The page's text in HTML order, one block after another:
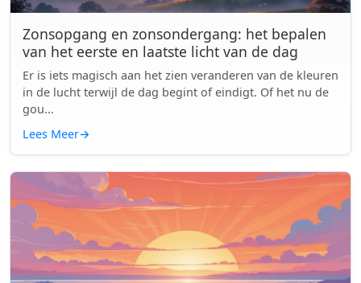
Zonsopgang en zonsondergang: het bepalen
van het eerste en laatste licht van de dag
Er is iets magisch aan het zien veranderen van de kleuren
in de lucht terwijl de dag begint of eindigt. Of het nu de
gou...
Lees Meer→